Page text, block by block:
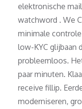
elektronische
watchword . We
minimale
low-KYC glijbaan
probleemloos.
paar minuten.
receive fillip.
moderniseren,